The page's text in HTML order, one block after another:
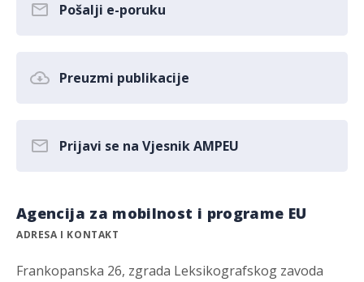
Pošalji e-poruku
Preuzmi publikacije
Prijavi se na Vjesnik AMPEU
Agencija za mobilnost i programe EU
ADRESA I KONTAKT
Frankopanska 26, zgrada Leksikografskog zavoda